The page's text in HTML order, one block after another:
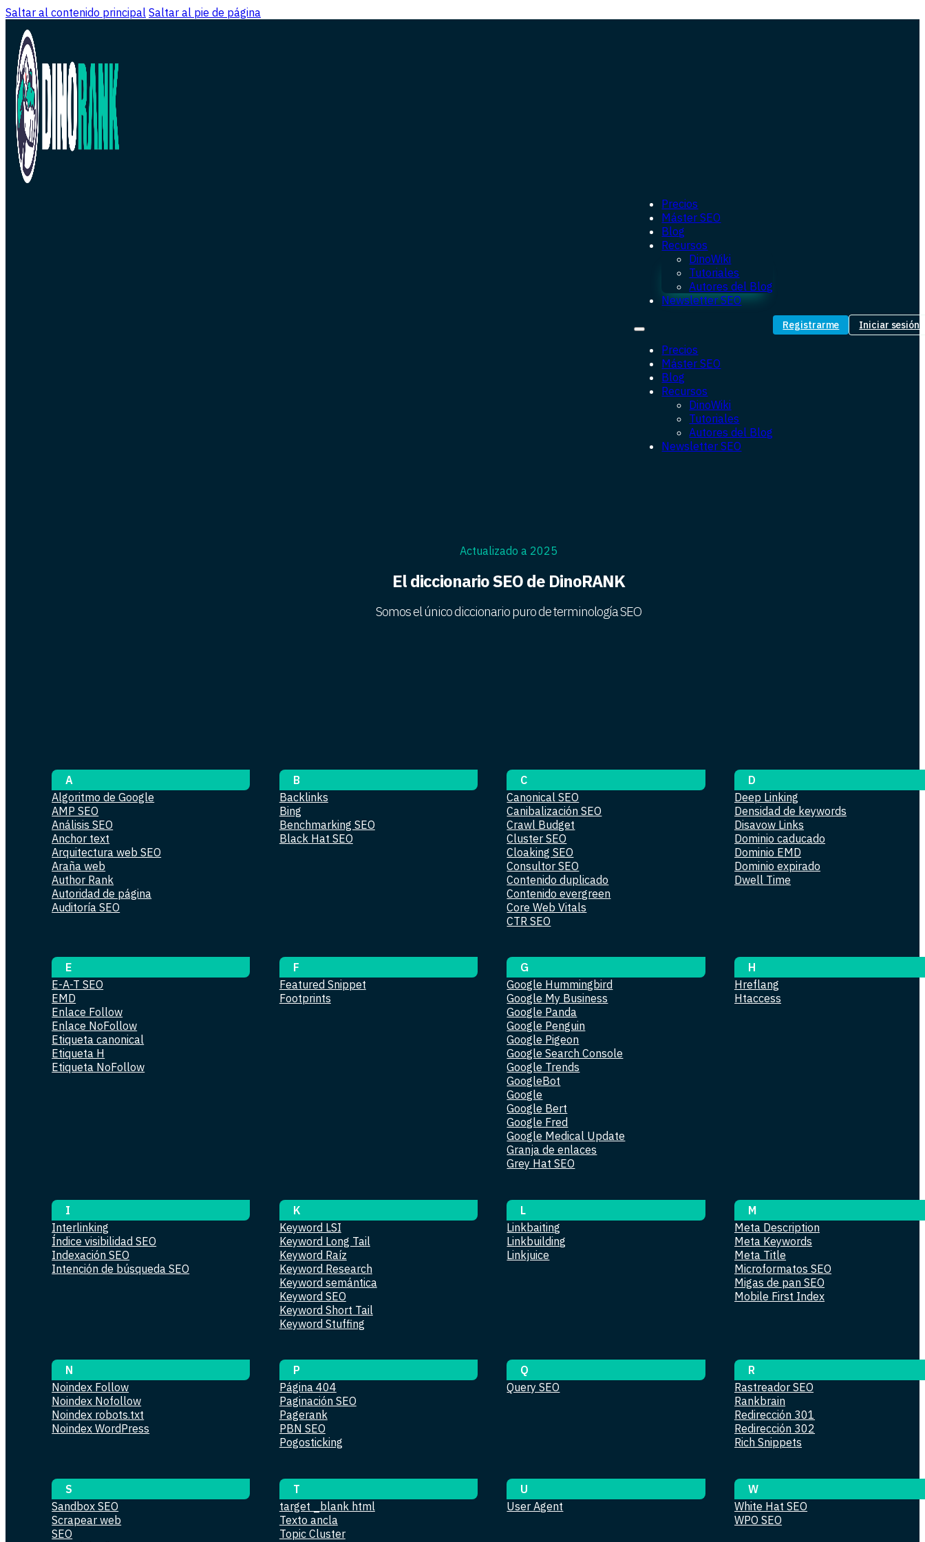
Saltar al contenido principal Saltar al pie de página
Precios
Máster SEO
Blog
Recursos
DinoWiki
Tutoriales
Autores del Blog
Newsletter SEO
Precios
Máster SEO
Blog
Recursos
DinoWiki
Tutoriales
Autores del Blog
Newsletter SEO
Registrarme Iniciar sesión
Actualizado a 2025
El diccionario SEO de DinoRANK
Somos el único diccionario puro de terminología SEO
A
Algoritmo de Google
AMP SEO
Análisis SEO
Anchor text
Arquitectura web SEO
Araña web
Author Rank
Autoridad de página
Auditoría SEO
B
Backlinks
Bing
Benchmarking SEO
Black Hat SEO
C
Canonical SEO
Canibalización SEO
Crawl Budget
Cluster SEO
Cloaking SEO
Consultor SEO
Contenido duplicado
Contenido evergreen
Core Web Vitals
CTR SEO
D
Deep Linking
Densidad de keywords
Disavow Links
Dominio caducado
Dominio EMD
Dominio expirado
Dwell Time
E
E-A-T SEO
EMD
Enlace Follow
Enlace NoFollow
Etiqueta canonical
Etiqueta H
Etiqueta NoFollow
F
Featured Snippet
Footprints
G
Google Hummingbird
Google My Business
Google Panda
Google Penguin
Google Pigeon
Google Search Console
Google Trends
GoogleBot
Google
Google Bert
Google Fred
Google Medical Update
Granja de enlaces
Grey Hat SEO
H
Hreflang
Htaccess
I
Interlinking
Índice visibilidad SEO
Indexación SEO
Intención de búsqueda SEO
K
Keyword LSI
Keyword Long Tail
Keyword Raíz
Keyword Research
Keyword semántica
Keyword SEO
Keyword Short Tail
Keyword Stuffing
L
Linkbaiting
Linkbuilding
Linkjuice
M
Meta Description
Meta Keywords
Meta Title
Microformatos SEO
Migas de pan SEO
Mobile First Index
N
Noindex Follow
Noindex Nofollow
Noindex robots.txt
Noindex WordPress
P
Página 404
Paginación SEO
Pagerank
PBN SEO
Pogosticking
Q
Query SEO
R
Rastreador SEO
Rankbrain
Redirección 301
Redirección 302
Rich Snippets
S
Sandbox SEO
Scrapear web
SEO
T
target _blank html
Texto ancla
Topic Cluster
U
User Agent
W
White Hat SEO
WPO SEO